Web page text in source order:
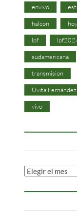
envivo
halcon hoy
lpf
sudamericana
transmision
Uvita
vivo
Archivos